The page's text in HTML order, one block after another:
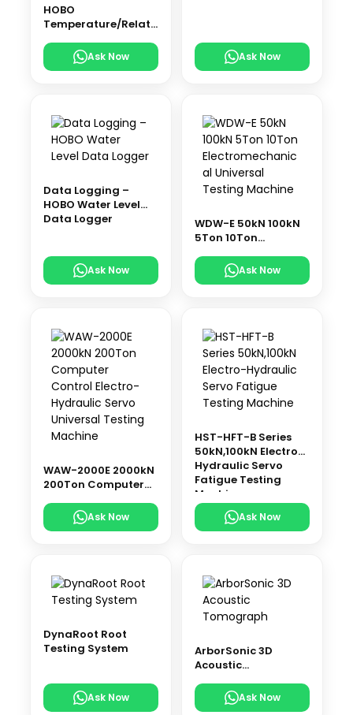
HOBO
Temperature/Relati
Logger Ask Now Ask Now
Data Logging –
HOBO Water Level
Data Logger
Ask Now
WDW-E 50kN 100kN
5Ton 10Ton
Universal Testing
Machine
Ask Now
WAW-2000E 2000kN
200Ton Computer
Hydraulic Servo
Universal Testing
Ask Now
HST-HFT-B Series
50kN,100kN Electro-
Hydraulic Servo
Fatigue Testing
Machine
Ask Now
DynaRoot Root
Testing System
Ask Now
ArborSonic 3D
Acoustic
Ask Now